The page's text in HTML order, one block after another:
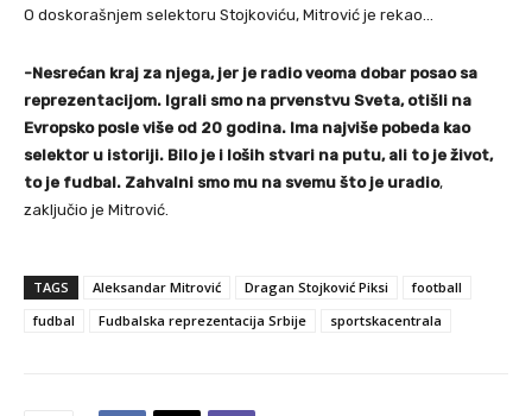
O doskorašnjem selektoru Stojkoviću, Mitrović je rekao…
-Nesrećan kraj za njega, jer je radio veoma dobar posao sa
reprezentacijom. Igrali smo na prvenstvu Sveta, otišli na
Evropsko posle više od 20 godina. Ima najviše pobeda kao
selektor u istoriji. Bilo je i loših stvari na putu, ali to je život,
to je fudbal. Zahvalni smo mu na svemu što je uradio,
zaključio je Mitrović.
TAGS Aleksandar Mitrović Dragan Stojković Piksi
football
fudbal
Fudbalska reprezentacija Srbije sportskacentrala